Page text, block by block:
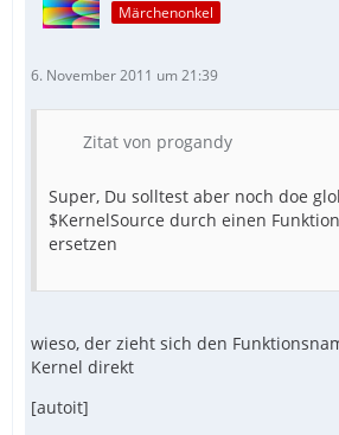
Märchenonkel
6. November 2011 um 21:39
Zitat von progandy
Super, Du solltest aber noch doe
$KernelSource durch einen
ersetzen
wieso, der zieht sich den
Kernel direkt
[autoit]